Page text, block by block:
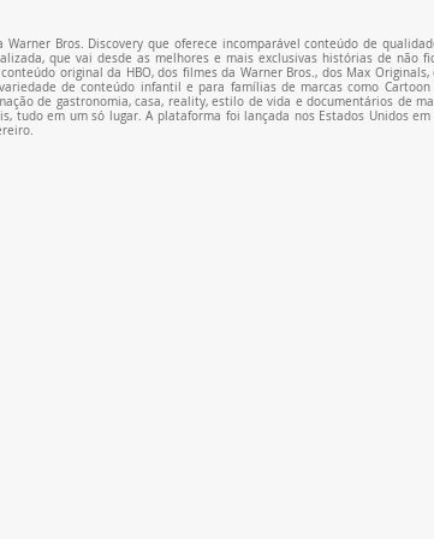
Bros. Discovery que oferece incomparável conteúdo de
que vai desde as melhores e mais exclusivas histórias de não
original da HBO, dos filmes da Warner Bros., dos Max Originals,
de conteúdo infantil e para famílias de marcas como
de gastronomia, casa, reality, estilo de vida e documentários de
tudo em um só lugar. A plataforma foi lançada nos Estados Unidos